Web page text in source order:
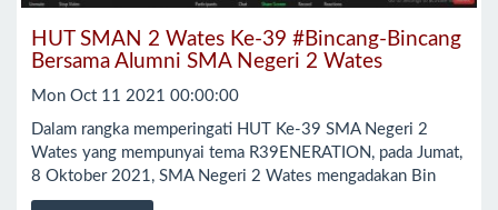
HUT SMAN 2 Wates Ke-39 #Bincang-Bincang
Bersama Alumni SMA Negeri 2 Wates
Mon Oct 11 2021 00:00:00
Dalam rangka memperingati HUT Ke-39 SMA Negeri 2
Wates yang mempunyai tema R39ENERATION, pada Jumat,
8 Oktober 2021, SMA Negeri 2 Wates mengadakan Bin